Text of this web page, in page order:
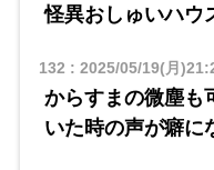
怪異おしゅいハウ
132 : 2025/05/19(月
からすまの微塵も
いた時の声が癖に